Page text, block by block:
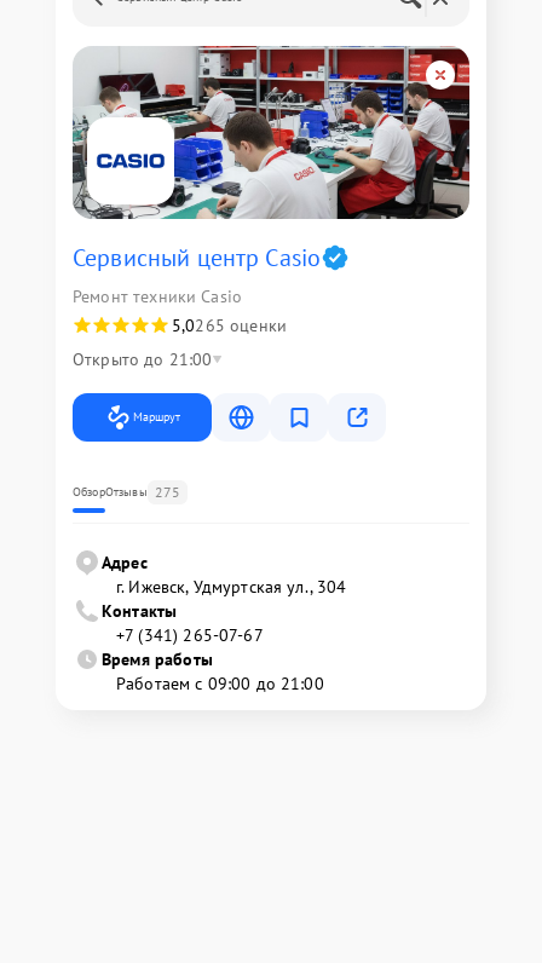
Сервисный центр Casio
Ремонт техники Casio
5,0265 оценки
Открыто до 21:00
Маршрут
ОбзорОтзывы 275
Адрес
г. Ижевск, Удмуртская ул., 304
Контакты
+7 (341) 265-07-67
Время работы
Работаем с 09:00 до 21:00